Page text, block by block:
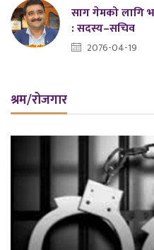
साग गेमको लागि
: सदस्य–सचिव
2076-04-19
श्रम/रोजगार